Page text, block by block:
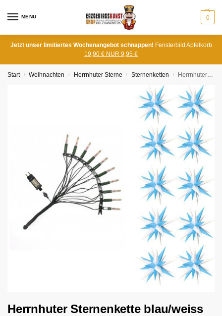
MENU 0
Jetzt unser limitiertes Wochenangebot schnappen! Fensterbild Apfelkorb
19,90 € NUR 9,95 €
Start / Weihnachten / Herrnhuter Sterne / Sternenketten / Herrnhuter Sternenkette blau/weiss mit LED
Herrnhuter Sternenkette blau/weiss